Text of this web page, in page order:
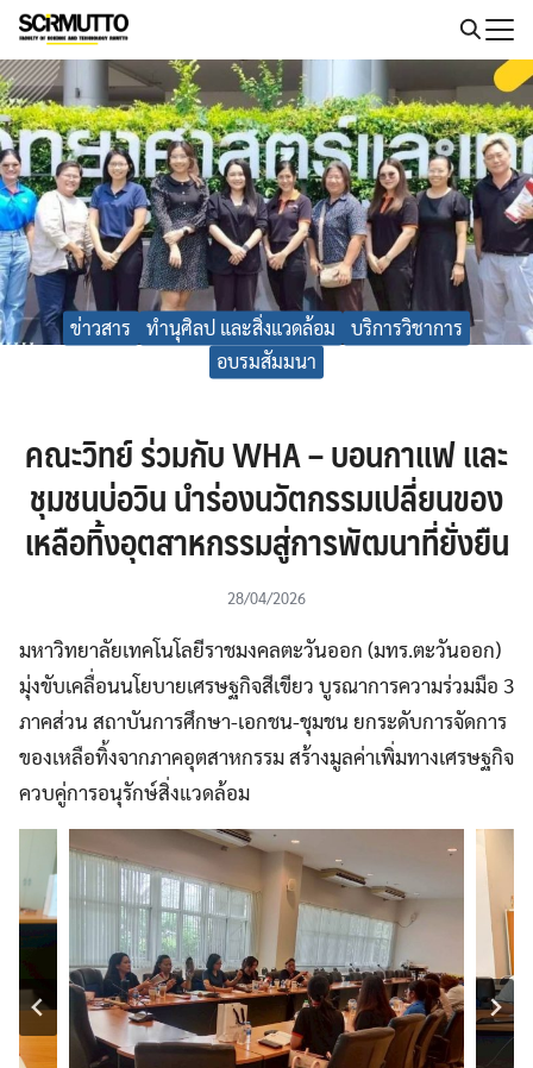
Skip
content
Search
for:
ข่าวสาร ทำนุศิลป และสิ่งแวดล้อม
บริการวิชาการ
อบรมสัมมนา
คณะวิทย์ ร่วมกับ WHA – บอนกาแฟ และ
ชุมชนบ่อวิน นำร่องนวัตกรรมเปลี่ยนของ
เหลือทิ้งอุตสาหกรรมสู่การพัฒนาที่ยั่งยืน
28/04/2026
มหาวิทยาลัยเทคโนโลยีราชมงคลตะวันออก (มทร.ตะวันออก)
มุ่งขับเคลื่อนนโยบายเศรษฐกิจสีเขียว บูรณาการความร่วมมือ 3
ภาคส่วน สถาบันการศึกษา-เอกชน-ชุมชน ยกระดับการจัดการ
ของเหลือทิ้งจากภาคอุตสาหกรรม สร้างมูลค่าเพิ่มทางเศรษฐกิจ
ควบคู่การอนุรักษ์สิ่งแวดล้อม